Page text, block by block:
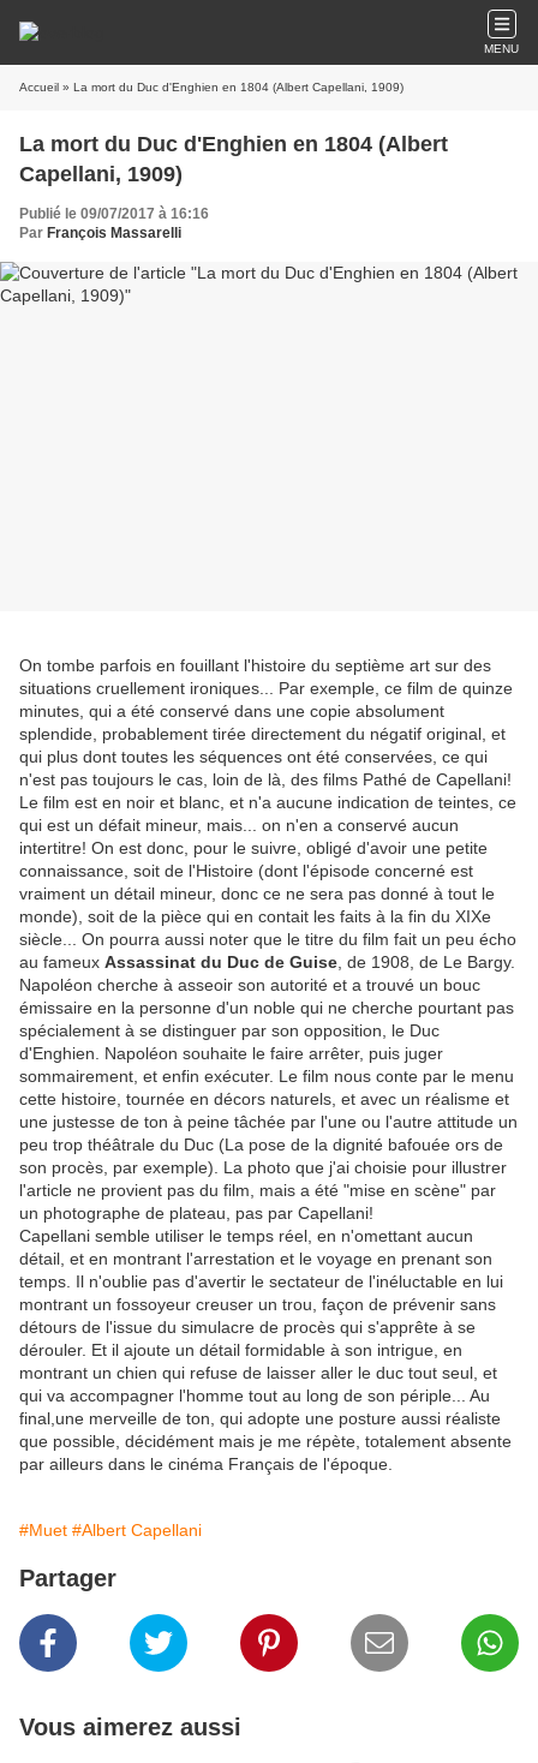
MENU
Accueil » La mort du Duc d'Enghien en 1804 (Albert Capellani, 1909)
La mort du Duc d'Enghien en 1804 (Albert
Capellani, 1909)
Publié le 09/07/2017 à 16:16
Par François Massarelli
On tombe parfois en fouillant l'histoire du septième art sur des
situations cruellement ironiques... Par exemple, ce film de quinze
minutes, qui a été conservé dans une copie absolument
splendide, probablement tirée directement du négatif original, et
qui plus dont toutes les séquences ont été conservées, ce qui
n'est pas toujours le cas, loin de là, des films Pathé de Capellani!
Le film est en noir et blanc, et n'a aucune indication de teintes, ce
qui est un défait mineur, mais... on n'en a conservé aucun
intertitre! On est donc, pour le suivre, obligé d'avoir une petite
connaissance, soit de l'Histoire (dont l'épisode concerné est
vraiment un détail mineur, donc ce ne sera pas donné à tout le
monde), soit de la pièce qui en contait les faits à la fin du XIXe
siècle... On pourra aussi noter que le titre du film fait un peu écho
au fameux Assassinat du Duc de Guise , de 1908, de Le Bargy.
Napoléon cherche à asseoir son autorité et a trouvé un bouc
émissaire en la personne d'un noble qui ne cherche pourtant pas
spécialement à se distinguer par son opposition, le Duc
d'Enghien. Napoléon souhaite le faire arrêter, puis juger
sommairement, et enfin exécuter. Le film nous conte par le menu
cette histoire, tournée en décors naturels, et avec un réalisme et
une justesse de ton à peine tâchée par l'une ou l'autre attitude un
peu trop théâtrale du Duc (La pose de la dignité bafouée ors de
son procès, par exemple). La photo que j'ai choisie pour illustrer
l'article ne provient pas du film, mais a été "mise en scène" par
un photographe de plateau, pas par Capellani!
Capellani semble utiliser le temps réel, en n'omettant aucun
détail, et en montrant l'arrestation et le voyage en prenant son
temps. Il n'oublie pas d'avertir le sectateur de l'inéluctable en lui
montrant un fossoyeur creuser un trou, façon de prévenir sans
détours de l'issue du simulacre de procès qui s'apprête à se
dérouler. Et il ajoute un détail formidable à son intrigue, en
montrant un chien qui refuse de laisser aller le duc tout seul, et
qui va accompagner l'homme tout au long de son périple... Au
final,une merveille de ton, qui adopte une posture aussi réaliste
que possible, décidément mais je me répète, totalement absente
par ailleurs dans le cinéma Français de l'époque.
#Muet #Albert Capellani
Partager
Vous aimerez aussi